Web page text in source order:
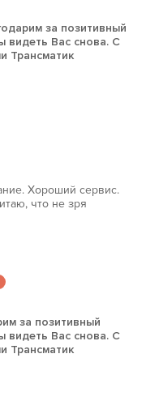
за позитивный
видеть Вас снова. С
Трансматик
Хороший сервис.
что не зря
за позитивный
видеть Вас снова. С
Трансматик